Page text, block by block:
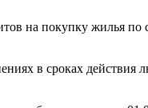
на покупку жилья по
в сроках действия